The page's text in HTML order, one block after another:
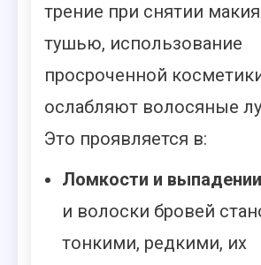
трение при снятии
тушью, использование
просроченной
ослабляют волосяные
Это проявляется в:
Ломкости и
и волоски бровей
тонкими, редкими, их